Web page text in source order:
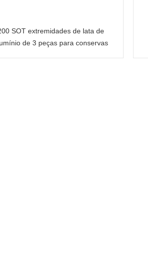
SOT extremidades de lata de
de 3 peças para conservas